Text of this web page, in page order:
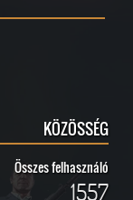
KÖZÖSSÉG
Összes felhasználó
1557